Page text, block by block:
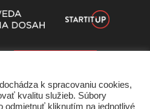
k spracovaniu cookies,
kvalitu služieb. Súbory
odmietnuť kliknutím na jednotlivé